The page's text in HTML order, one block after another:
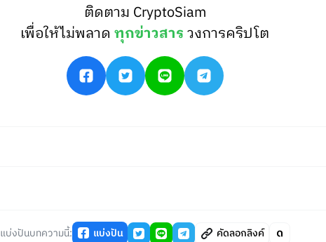
ติดตาม CryptoSiam
เพื่อให้ไม่พลาดทุกข่าวสารวงการคริปโต
แบ่งปันบทความนี้: แบ่งปัน คัดลอกลิงค์